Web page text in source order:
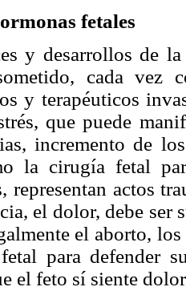
fetales
y desarrollos de
cada vez
y terapéuticos
que puede
incremento de
la cirugía fetal
representan actos
el dolor, debe ser
el aborto,
para defender
el feto sí siente